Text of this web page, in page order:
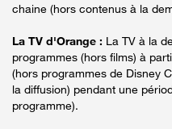
chaine (hors contenus à la
La TV d'Orange : La TV à la
programmes (hors films) à
(hors programmes de Disney
la diffusion) pendant une
programme).